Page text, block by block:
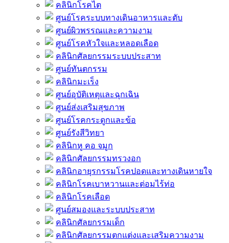
คลินิกโรคไต
ศูนย์โรคระบบทางเดินอาหารและตับ
ศูนย์ผิวพรรณและความงาม
ศูนย์โรคหัวใจและหลอดเลือด
คลินิกศัลยกรรมระบบประสาท
ศูนย์ทันตกรรม
คลินิกมะเร็ง
ศูนย์อุบัติเหตุและฉุกเฉิน
ศูนย์ส่งเสริมสุขภาพ
ศูนย์โรคกระดูกและข้อ
ศูนย์รังสีวิทยา
คลินิกหู คอ จมูก
คลินิกศัลยกรรมทรวงอก
คลินิกอายุรกรรมโรคปอดและทางเดินหายใจ
คลินิกโรคเบาหวานและต่อมไร้ท่อ
คลินิกโรคเลือด
ศูนย์สมองและระบบประสาท
คลินิกศัลยกรรมเด็ก
คลินิกศัลยกรรมตกแต่งและเสริมความงาม